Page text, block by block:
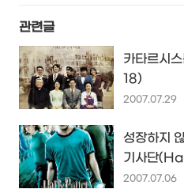
관련글
카타르시
18)
2007.07.29
성장하지
기사단
Order of
2007.07.06